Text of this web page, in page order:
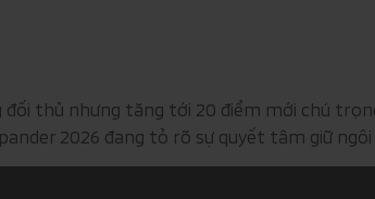
đối thủ nhưng tăng tới 20 điểm mới chú
2026 đang tỏ rõ sự quyết tâm giữ